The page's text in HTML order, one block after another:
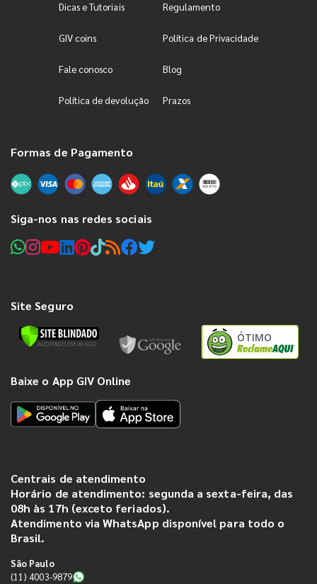
Dicas e Tutoriais Regulamento
GIV coins Política de Privacidade
Fale conosco Blog
Política de devolução Prazos
Formas de Pagamento
Siga-nos nas redes sociais
Site Seguro
ÓTIMO
Baixe o App GIV Online
Centrais de atendimento
Horário de atendimento: segunda a sexta-feira, das
08h às 17h (exceto feriados).
Atendimento via WhatsApp disponível para todo o
Brasil.
São Paulo
(11) 4003-9879